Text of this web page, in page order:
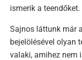
ismerik a teendőket.
Sajnos láttunk már
bejelölésével olyan
valaki, amihez nem